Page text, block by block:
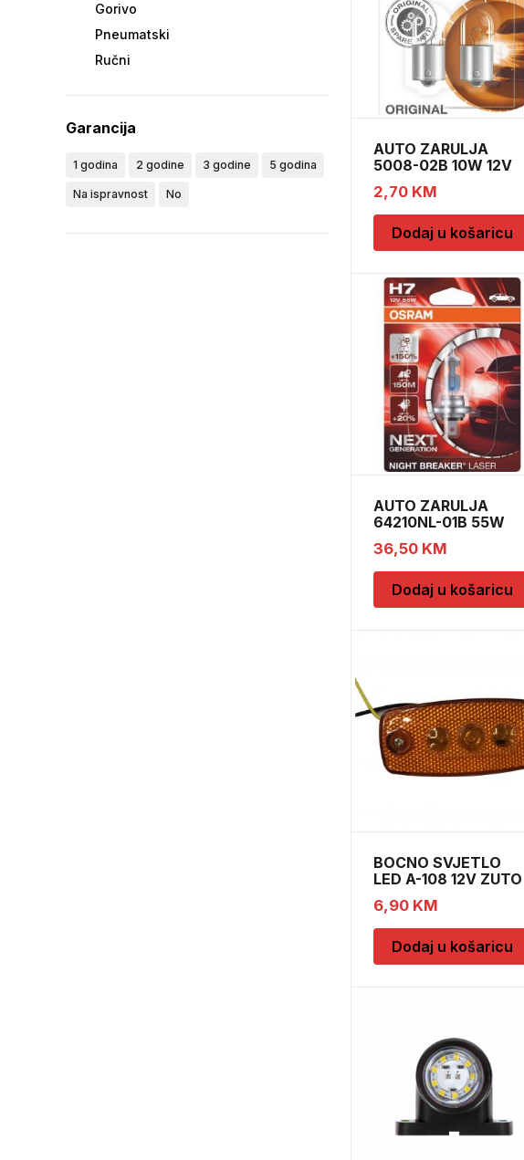
Gorivo
Pneumatski
Ručni
Garancija
1 godina 2 godine 3 godine 5 godina
Na ispravnost No
AUTO ZARULJA
5008-02B 10W 12V
BA15s BLI2
2,70 KM
Dodaj u košaricu
AUTO ZARULJA
64210NL-01B 55W
12V PX26D H
36,50 KM
Dodaj u košaricu
BOCNO SVJETLO
LED A-108 12V ZUTO
6,90 KM
Dodaj u košaricu